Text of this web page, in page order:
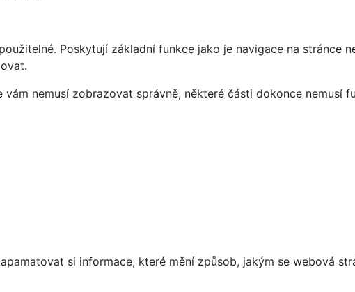
Poskytují základní funkce jako je navigace na stránce
nemusí zobrazovat správně, některé části dokonce nemusí
si informace, které mění způsob, jakým se webová